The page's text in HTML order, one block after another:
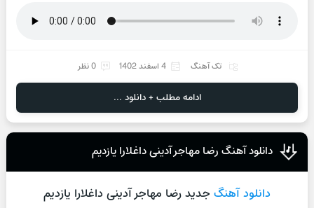
تک آهنگ 4 اسفند 1402 0 نظر
ادامه مطلب + دانلود ...
دانلود آهنگ رضا مهاجر آدینی داغلارا یازدیم
دانلود آهنگ جدید رضا مهاجر آدینی داغلارا یازدیم